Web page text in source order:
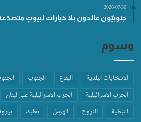
2026-07-30
جنوبيّون عائدون بلا خيارات لبيوتٍ
وسوم
الانتخابات البلدية البقاع الجنوب
الحرب الاسرائيلية
الحرب الاسرائيلية على لبنان
النبطية
النزوح الهرمل بعلبك